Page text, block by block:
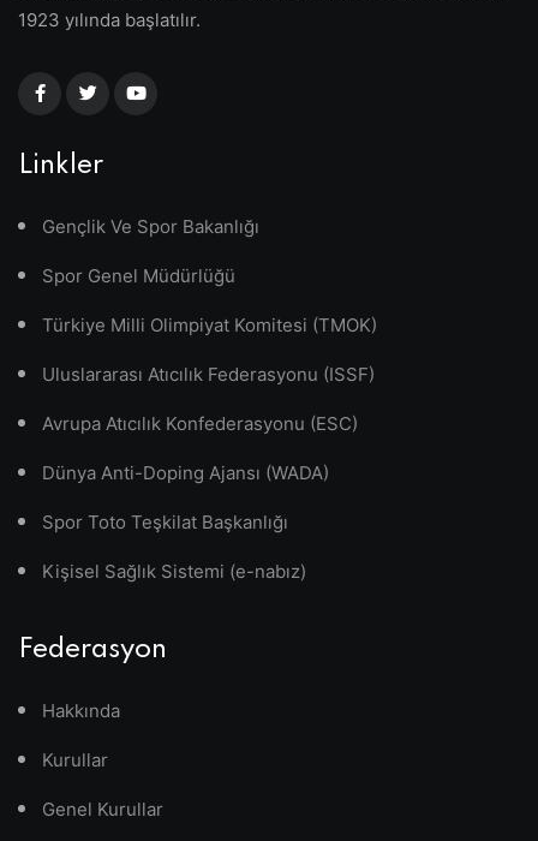
1923 yılında başlatılır.
Linkler
Gençlik Ve Spor Bakanlığı
Spor Genel Müdürlüğü
Türkiye Milli Olimpiyat Komitesi (TMOK)
Uluslararası Atıcılık Federasyonu (ISSF)
Avrupa Atıcılık Konfederasyonu (ESC)
Dünya Anti-Doping Ajansı (WADA)
Spor Toto Teşkilat Başkanlığı
Kişisel Sağlık Sistemi (e-nabız)
Federasyon
Hakkında
Kurullar
Genel Kurullar